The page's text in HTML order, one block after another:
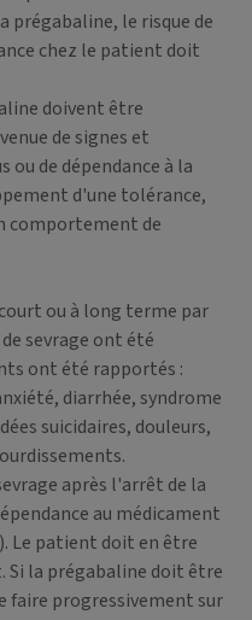
prégabaline, le risque de
chez le patient doit
doivent être
de signes et
ou de dépendance à la
d'une tolérance,
comportement de
ou à long terme par
sevrage ont été
ont été rapportés :
diarrhée, syndrome
suicidaires, douleurs,
après l'arrêt de la
au médicament
). Le patient doit en être
la prégabaline doit être
faire progressivement sur